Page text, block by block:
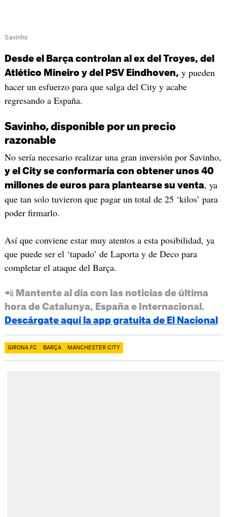
Savinho
Desde el Barça controlan al ex del Troyes, del
Atlético Mineiro y del PSV Eindhoven, y pueden
hacer un esfuerzo para que salga del City y acabe
regresando a España.
Savinho, disponible por un precio
razonable
No sería necesario realizar una gran inversión por Savinho,
y el City se conformaría con obtener unos 40
millones de euros para plantearse su venta, ya
que tan solo tuvieron que pagar un total de 25 ‘kilos’ para
poder firmarlo.
Así que conviene estar muy atentos a esta posibilidad, ya
que puede ser el ‘tapado’ de Laporta y de Deco para
completar el ataque del Barça.
📲 Mantente al día con las noticias de última
hora de Catalunya, España e Internacional.
Descárgate aquí la app gratuita de El Nacional
GIRONA FC BARÇA MANCHESTER CITY